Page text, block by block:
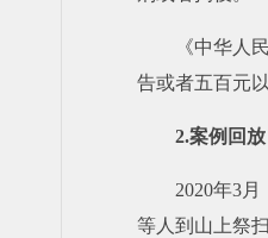
《中华人
告或者五百元
2.案例回放
2020年3
等人到山上祭